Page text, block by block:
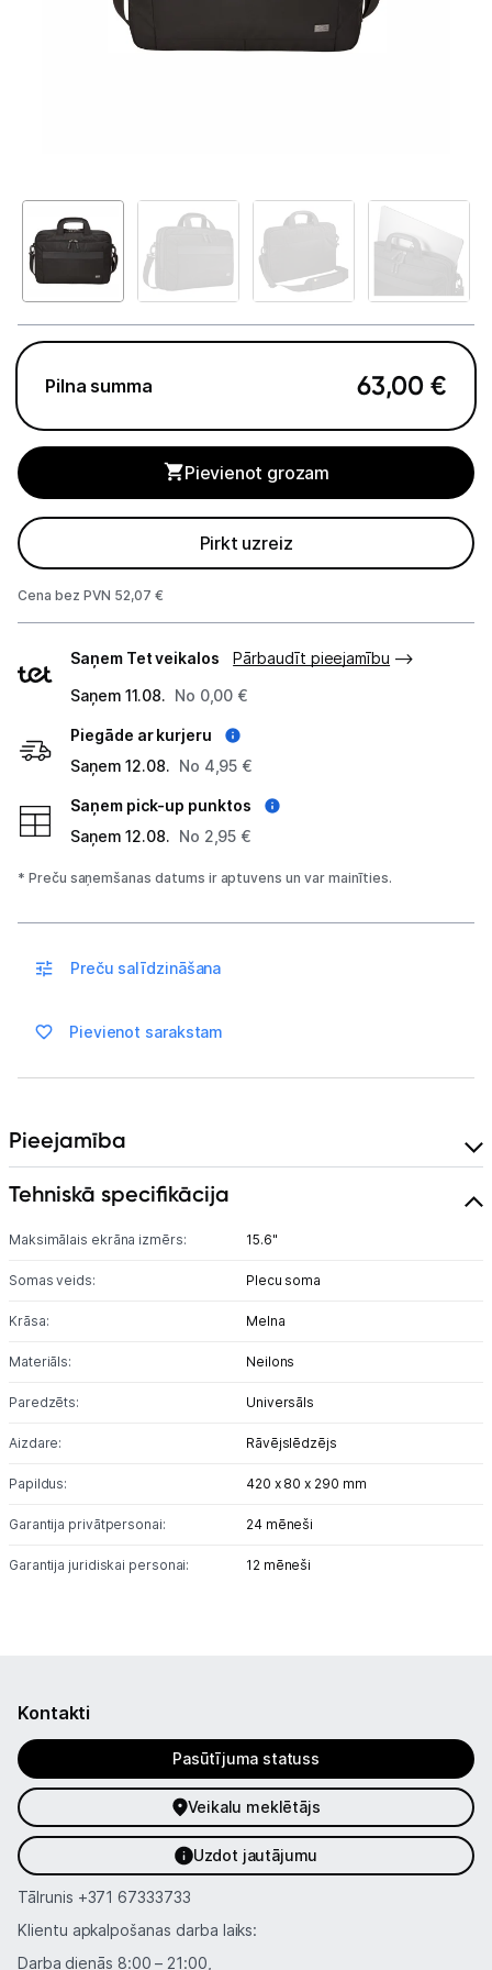
GAMING pasaule >
Portatīvie datori un piederumi
Lādētāji un adapteri
Dokstacijas
Portatīvie dzesētāji
Audio
Stacionārie datori un piederumi
Spēļu konsoles un piederumi
Projektori un ekrāni
Tīkla iekārtas
Biroja piederumi
Telefoni, planšetdatori
Sadzīves tehnika
Skaistumkopšana
Vēlmju saraksts
Blogs
Piegāde un apmaksa
Tehnikas izvešana
Tet pakalpojumi
Informācija
Pilna summa 63,00 €
Pievienot grozam
Pirkt uzreiz
Cena bez PVN 52,07 €
veidi
Saņem Tet veikalos
Pārbaudīt pieejamību
Saņem 11.08. No 0,00 €
Piegāde ar kurjeru
Saņem 12.08. No 4,95 €
Saņem pick-up punktos
Saņem 12.08. No 2,95 €
* Preču saņemšanas datums ir aptuvens un var mainīties.
Preču salīdzināšana
Pievienot sarakstam
Pieejamība
Tehniskā specifikācija
Maksimālais ekrāna izmērs: 15.6"
Somas veids: Plecu soma
Krāsa: Melna
Materiāls: Neilons
Paredzēts: Universāls
Aizdare: Rāvējslēdzējs
Papildus: 420 x 80 x 290 mm
Garantija privātpersonai: 24 mēneši
Garantija juridiskai personai: 12 mēneši
Kontakti
Pasūtījuma statuss
Veikalu meklētājs
Uzdot jautājumu
Tālrunis +371 67333733
Klientu apkalpošanas darba laiks:
Darba dienās 8:00 – 21:00,